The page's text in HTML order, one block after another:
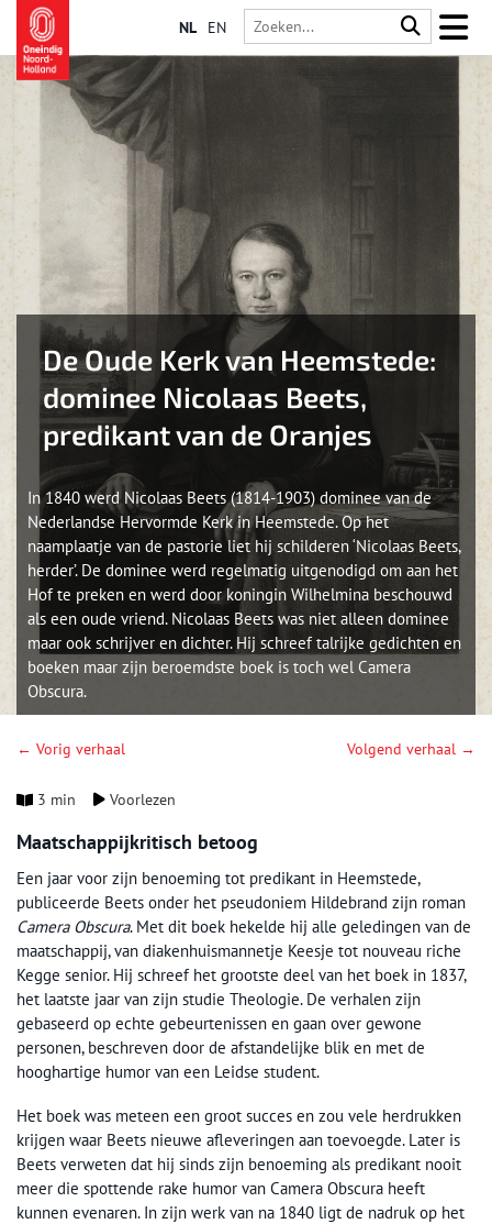
NL EN
De Oude Kerk van Heemstede:
dominee Nicolaas Beets,
predikant van de Oranjes
In 1840 werd Nicolaas Beets (1814-1903) dominee van de
Nederlandse Hervormde Kerk in Heemstede. Op het
naamplaatje van de pastorie liet hij schilderen ‘Nicolaas Beets,
herder’. De dominee werd regelmatig uitgenodigd om aan het
Hof te preken en werd door koningin Wilhelmina beschouwd
als een oude vriend. Nicolaas Beets was niet alleen dominee
maar ook schrijver en dichter. Hij schreef talrijke gedichten en
boeken maar zijn beroemdste boek is toch wel Camera
Obscura.
← Vorig verhaal Volgend verhaal →
3 min Voorlezen
Maatschappijkritisch betoog
Een jaar voor zijn benoeming tot predikant in Heemstede,
publiceerde Beets onder het pseudoniem Hildebrand zijn roman
Camera Obscura. Met dit boek hekelde hij alle geledingen van de
maatschappij, van diakenhuismannetje Keesje tot nouveau riche
Kegge senior. Hij schreef het grootste deel van het boek in 1837,
het laatste jaar van zijn studie Theologie. De verhalen zijn
gebaseerd op echte gebeurtenissen en gaan over gewone
personen, beschreven door de afstandelijke blik en met de
hooghartige humor van een Leidse student.
Het boek was meteen een groot succes en zou vele herdrukken
krijgen waar Beets nieuwe afleveringen aan toevoegde. Later is
Beets verweten dat hij sinds zijn benoeming als predikant nooit
meer die spottende rake humor van Camera Obscura heeft
kunnen evenaren. In zijn werk van na 1840 ligt de nadruk op het